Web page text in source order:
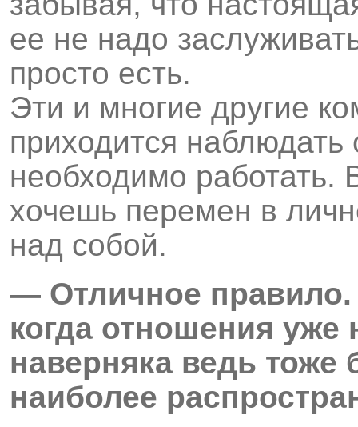
ее не надо
просто есть.
Эти и многие другие
приходится
необходимо работать.
хочешь перемен в
над собой.
— Отличное правило.
когда отношения уже
наверняка ведь
наиболее